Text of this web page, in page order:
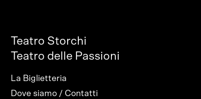
Teatro Storchi
Teatro delle Passioni
La Biglietteria
Dove siamo / Contatti